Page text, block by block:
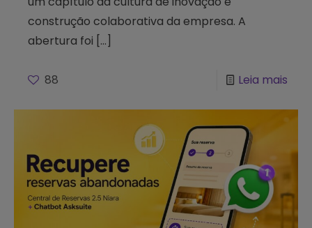
construção colaborativa da empresa. A
abertura foi […]
88 Leia mais